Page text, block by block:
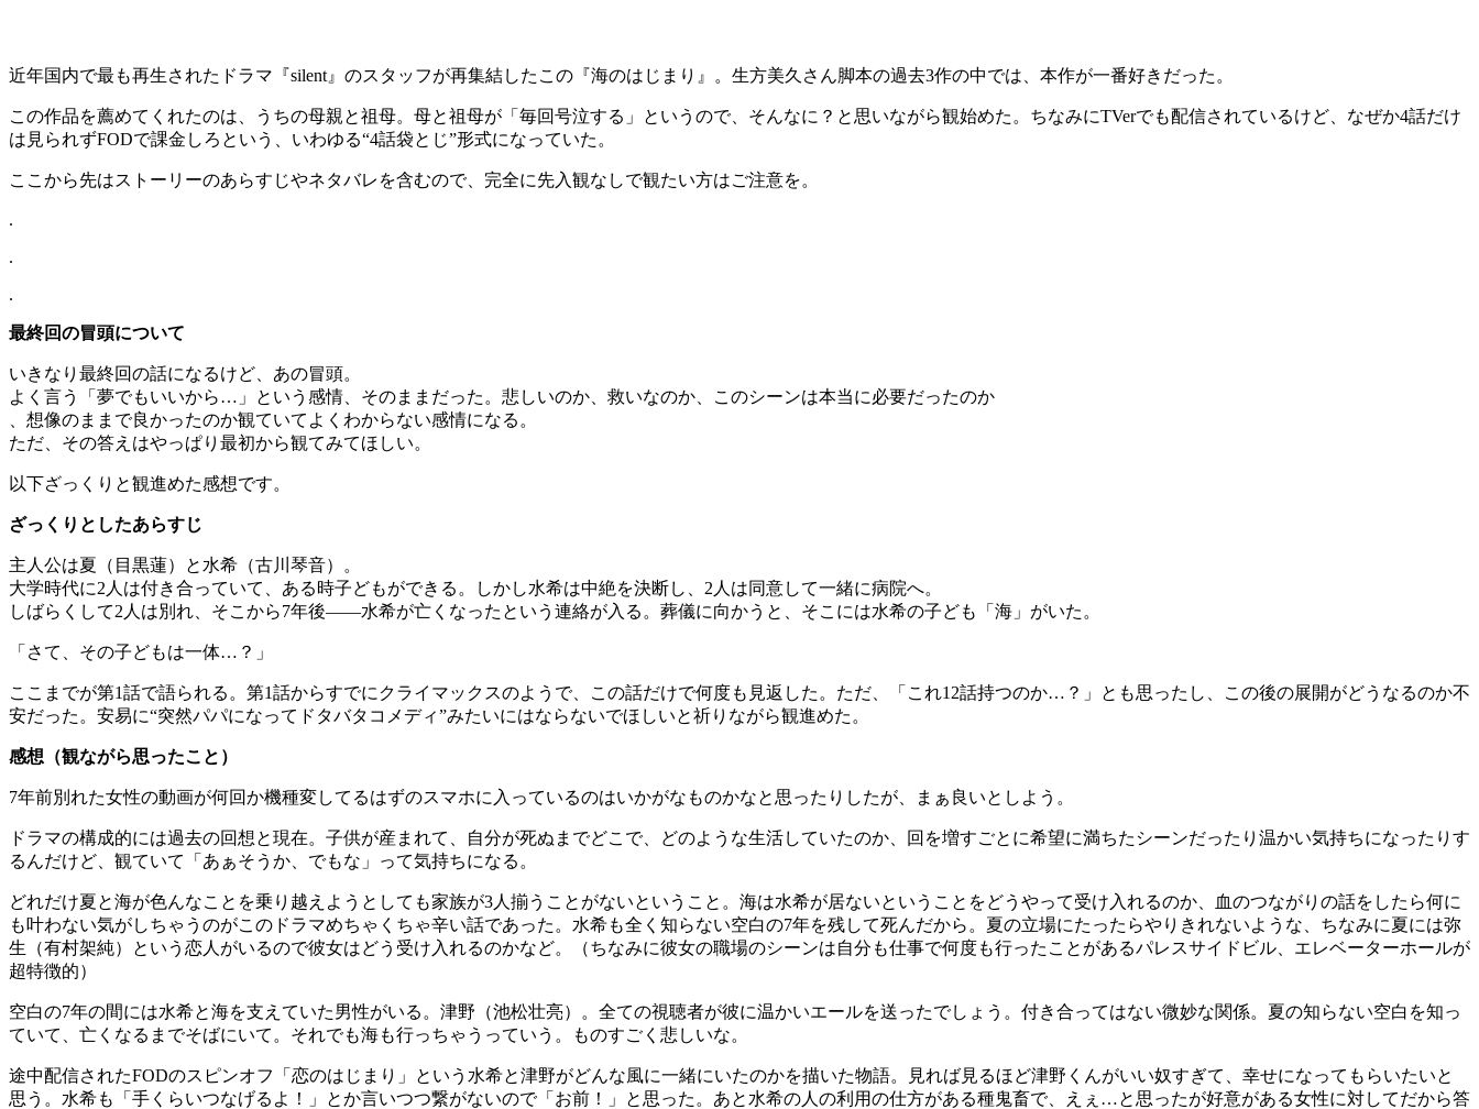
近年国内で最も再生されたドラマ『silent』のスタッフが再集結したこの『海のはじまり』。生方美久さん脚本の過去3作の中では、本作が一番好きだった。
この作品を薦めてくれたのは、うちの母親と祖母。母と祖母が「毎回号泣する」というので、そんなに？と思いながら観始めた。ちなみにTVerでも配信されているけど、なぜか4話だけ
は見られずFODで課金しろという、いわゆる“4話袋とじ”形式になっていた。
ここから先はストーリーのあらすじやネタバレを含むので、完全に先入観なしで観たい方はご注意を。
.
.
.
最終回の冒頭について
いきなり最終回の話になるけど、あの冒頭。
よく言う「夢でもいいから…」という感情、そのままだった。悲しいのか、救いなのか、このシーンは本当に必要だったのか
、想像のままで良かったのか観ていてよくわからない感情になる。
ただ、その答えはやっぱり最初から観てみてほしい。
以下ざっくりと観進めた感想です。
ざっくりとしたあらすじ
主人公は夏（目黒蓮）と水希（古川琴音）。
大学時代に2人は付き合っていて、ある時子どもができる。しかし水希は中絶を決断し、2人は同意して一緒に病院へ。
しばらくして2人は別れ、そこから7年後——水希が亡くなったという連絡が入る。葬儀に向かうと、そこには水希の子ども「海」がいた。
「さて、その子どもは一体…？」
ここまでが第1話で語られる。第1話からすでにクライマックスのようで、この話だけで何度も見返した。ただ、「これ12話持つのか…？」とも思ったし、この後の展開がどうなるのか不
安だった。安易に“突然パパになってドタバタコメディ”みたいにはならないでほしいと祈りながら観進めた。
感想（観ながら思ったこと）
7年前別れた女性の動画が何回か機種変してるはずのスマホに入っているのはいかがなものかなと思ったりしたが、まぁ良いとしよう。
ドラマの構成的には過去の回想と現在。子供が産まれて、自分が死ぬまでどこで、どのような生活していたのか、回を増すごとに希望に満ちたシーンだったり温かい気持ちになったりす
るんだけど、観ていて「あぁそうか、でもな」って気持ちになる。
どれだけ夏と海が色んなことを乗り越えようとしても家族が3人揃うことがないということ。海は水希が居ないということをどうやって受け入れるのか、血のつながりの話をしたら何に
も叶わない気がしちゃうのがこのドラマめちゃくちゃ辛い話であった。水希も全く知らない空白の7年を残して死んだから。夏の立場にたったらやりきれないような、ちなみに夏には弥
生（有村架純）という恋人がいるので彼女はどう受け入れるのかなど。（ちなみに彼女の職場のシーンは自分も仕事で何度も行ったことがあるパレスサイドビル、エレベーターホールが
超特徴的）
空白の7年の間には水希と海を支えていた男性がいる。津野（池松壮亮）。全ての視聴者が彼に温かいエールを送ったでしょう。付き合ってはない微妙な関係。夏の知らない空白を知っ
ていて、亡くなるまでそばにいて。それでも海も行っちゃうっていう。ものすごく悲しいな。
途中配信されたFODのスピンオフ「恋のはじまり」という水希と津野がどんな風に一緒にいたのかを描いた物語。見れば見るほど津野くんがいい奴すぎて、幸せになってもらいたいと
思う。水希も「手くらいつなげるよ！」とか言いつつ繋がないので「お前！」と思った。あと水希の人の利用の仕方がある種鬼畜で、えぇ…と思ったが好意がある女性に対してだから答